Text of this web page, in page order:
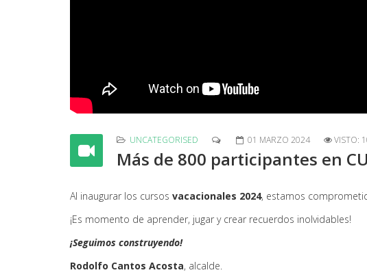
UNCATEGORISED 01 MARZO 2024 VISTO:
Más de 800 participantes en
Al inaugurar los cursos vacacionales 2024, estamos
¡Es momento de aprender, jugar y crear recuerdos inolvidables!
¡Seguimos construyendo!
Rodolfo Cantos Acosta, alcalde.